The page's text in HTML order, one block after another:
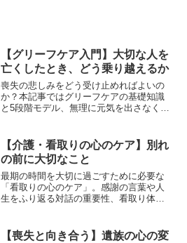
【グリーフケア入門】大切な人を
亡くしたとき、どう乗り越えるか
喪失の悲しみをどう受け止めればよいの
か？本記事ではグリーフケアの基礎知識
と5段階モデル、無理に元気を出さなくて
【介護・看取りの心のケア】別れ
の前に大切なこと
最期の時間を大切に過ごすために必要な
「看取りの心のケア」。感謝の言葉や人
生をふり返る対話の重要性、看取り体験
【喪失と向き合う】遺族の心の変